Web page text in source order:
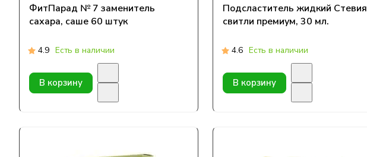
ФитПарад № 7 заменитель
сахара, саше 60 штук
4.9 Есть в наличии
В корзину
Подсластитель жидкий Стевия
свитли премиум, 30 мл.
4.6 Есть в наличии
В корзину